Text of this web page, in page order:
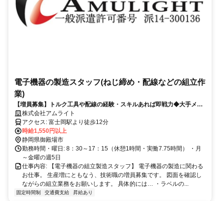
電子機器の製造スタッフ(ねじ締め・配線などの組立作
業)
【増員募集】トルク工具や配線の経験・スキルあれば即戦力◆大手メー
カーで高時給のお仕事｜土日休み＆日勤のみ｜バイク・車通勤OK
株式会社アムライト
アクセス: 富士岡駅より徒歩12分
時給1,550円以上
静岡県御殿場市
勤務時間・曜日: 8：30～17：15（休憩1時間・実働7.75時間） ・月
～金曜の週5日
仕事内容: 【電子機器の組立製造スタッフ】 電子機器の製造に関わる
お仕事。 生産増にともなう、技術職の増員募集です。 図面を確認し
ながらの組立業務をお願いします。 具体的には… ・ラベルの...
固定時間制 交通費支給 昇給あり